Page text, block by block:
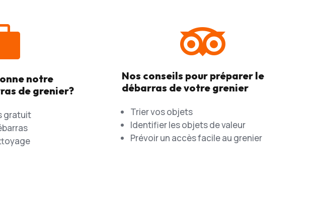
notre
de grenier?
gratuit

Nos conseils pour préparer le
débarras de votre grenier
Trier vos objets
Identifier les objets de valeur
Prévoir un accès facile au grenier